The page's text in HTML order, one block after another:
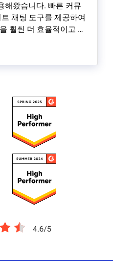
해왔습니다. 빠른 커뮤
채팅 도구를 제공하여
훨씬 더 효율적이고 빠